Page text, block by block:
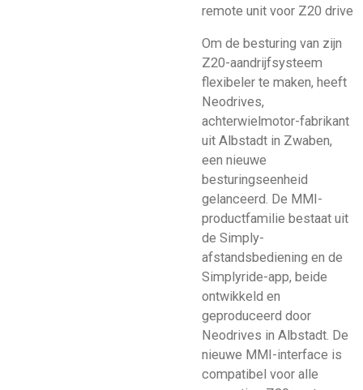
remote unit voor Z20 drive
Om de besturing van zijn
Z20-aandrijfsysteem
flexibeler te maken, heeft
Neodrives,
achterwielmotor-fabrikant
uit Albstadt in Zwaben,
een nieuwe
besturingseenheid
gelanceerd. De MMI-
productfamilie bestaat uit
de Simply-
afstandsbediening en de
Simplyride-app, beide
ontwikkeld en
geproduceerd door
Neodrives in Albstadt. De
nieuwe MMI-interface is
compatibel voor alle